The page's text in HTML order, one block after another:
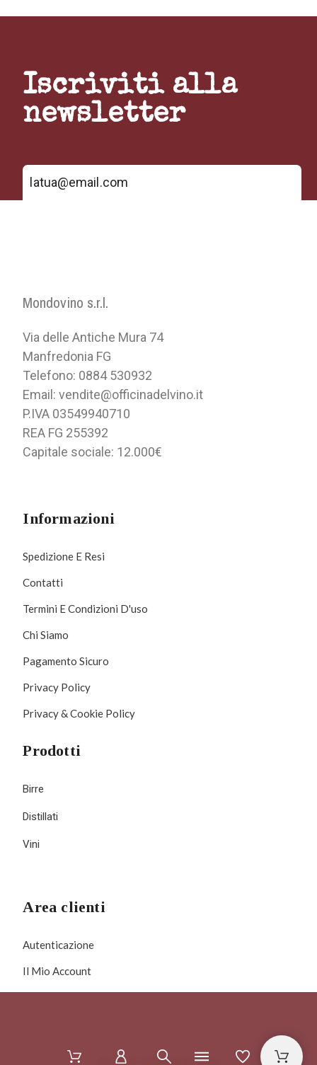
Iscriviti alla
newsletter
Mondovino s.r.l.
Via delle Antiche Mura 74
Manfredonia FG
Telefono: 0884 530932
Email: vendite@officinadelvino.it
P.IVA 03549940710
REA FG 255392
Capitale sociale: 12.000€
Informazioni
Spedizione E Resi
Contatti
Termini E Condizioni D'uso
Chi Siamo
Pagamento Sicuro
Privacy Policy
Privacy & Cookie Policy
Prodotti
Birre
Distillati
Vini
Area clienti
Autenticazione
Il Mio Account
© 2025 Officina del Vino